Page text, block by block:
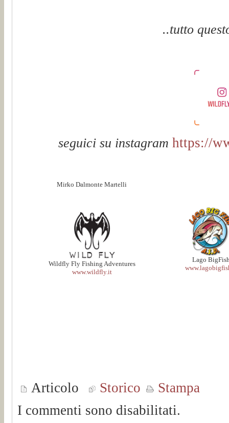
..tutto
seguici su instagram https://
Mirko Dalmonte Martelli
Wildfly Fly Fishing Adventures
www.wildfly.it
Lago
Articolo Storico
Stampa
I commenti sono disabilitati.